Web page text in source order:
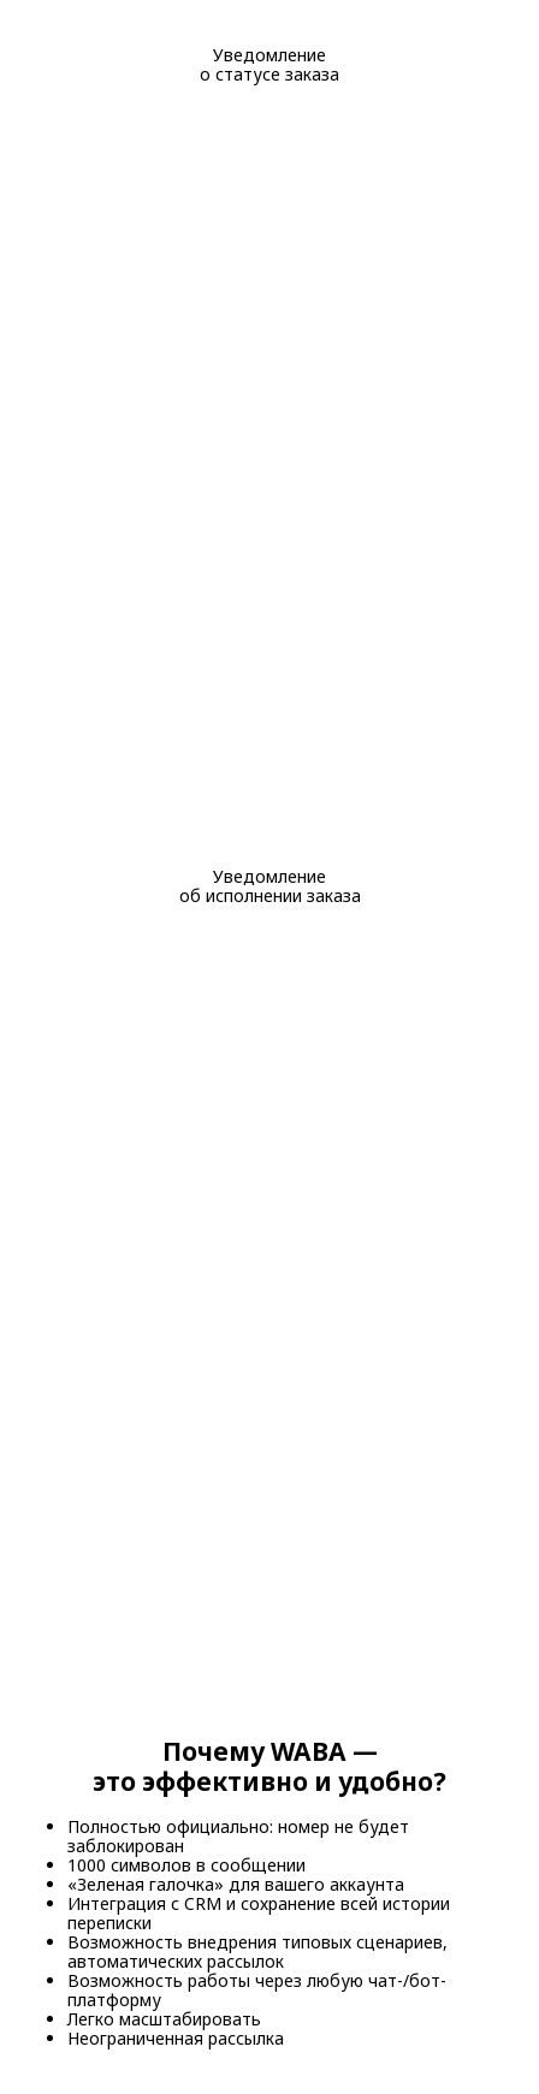
Уведомление
о статусе заказа
Уведомление
об исполнении заказа
Почему WABA —
это эффективно и удобно?
Полностью официально: номер не будет
заблокирован
1000 символов в сообщении
«Зеленая галочка» для вашего аккаунта
Интеграция с CRM и сохранение всей истории
переписки
Возможность внедрения типовых сценариев,
автоматических рассылок
Возможность работы через любую чат-/бот-
платформу
Легко масштабировать
Неограниченная рассылка